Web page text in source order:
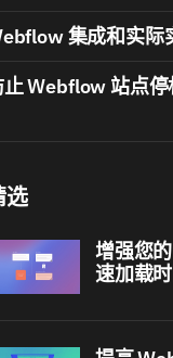
集成和实际
止 Webflow 站点
选
增强您
速加载